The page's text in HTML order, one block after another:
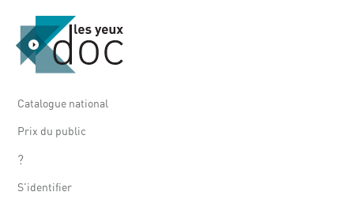
Catalogue national
Prix du public
?
S'identifier